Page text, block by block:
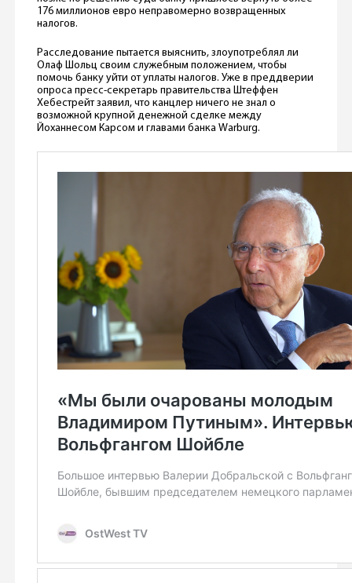
176 миллионов евро неправомерно возвращенных
налогов.
Расследование пытается выяснить, злоупотреблял ли
Олаф Шольц своим служебным положением, чтобы
помочь банку уйти от уплаты налогов. Уже в преддверии
опроса пресс-секретарь правительства Штеффен
Хебестрейт заявил, что канцлер ничего не знал о
возможной крупной денежной сделке между
Йоханнесом Карсом и главами банка Warburg.